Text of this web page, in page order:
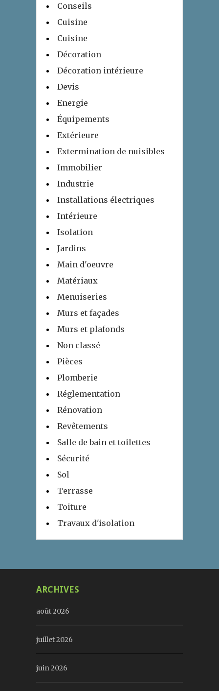
Conseils
Cuisine
Cuisine
Décoration
Décoration intérieure
Devis
Energie
Équipements
Extérieure
Extermination de nuisibles
Immobilier
Industrie
Installations électriques
Intérieure
Isolation
Jardins
Main d'oeuvre
Matériaux
Menuiseries
Murs et façades
Murs et plafonds
Non classé
Pièces
Plomberie
Réglementation
Rénovation
Revêtements
Salle de bain et toilettes
Sécurité
Sol
Terrasse
Toiture
Travaux d'isolation
ARCHIVES
août 2026
juillet 2026
juin 2026